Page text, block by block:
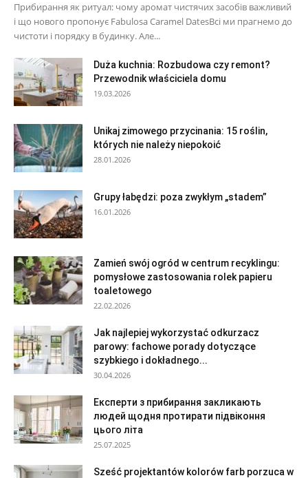
Прибирання як ритуал: чому аромат чистячих засобів важливий
і що нового пропонує Fabulosa Caramel DatesВсі ми прагнемо до
чистоти і порядку в будинку. Але...
Duża kuchnia: Rozbudowa czy remont?
Przewodnik właściciela domu
19.03.2026
Unikaj zimowego przycinania: 15 roślin,
których nie należy niepokoić
28.01.2026
Grupy łabędzi: poza zwykłym „stadem”
16.01.2026
Zamień swój ogród w centrum recyklingu:
pomysłowe zastosowania rolek papieru
toaletowego
22.02.2026
Jak najlepiej wykorzystać odkurzacz
parowy: fachowe porady dotyczące
szybkiego i dokładnego...
30.04.2026
Експерти з прибирання закликають
людей щодня протирати підвіконня
цього літа
25.07.2025
Sześć projektantów kolorów farb porzuca w